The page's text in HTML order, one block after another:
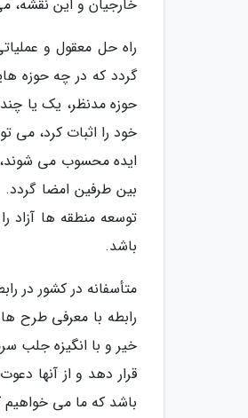
خارجیان و این نقشه،
راه حل معقول و
گردد که در چه حوزه
حوزه مدنظر، یک یا
خود را اثبات کرد،
ایده محسوب می شوند،
بین طرفین امضا
توسعه منطقه ها آزاد
باشد.
متأسفانه در کشور در
رابطه با معرفی طرح
خیر و با انگیزه جلب
قرار دهد و از آنها
باشد که ما می خواهیم